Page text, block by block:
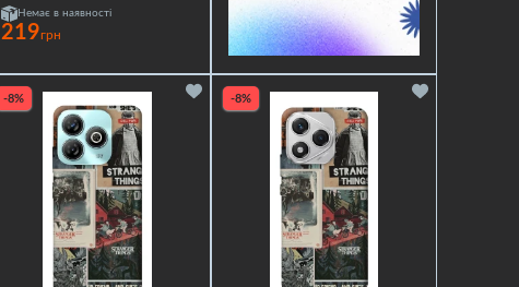
Немає в наявності
219грн
-8% -8%